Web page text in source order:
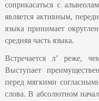
соприкасаться с
является активным,
языка принимает
средняя часть языка.
Встречается лʼ реже,
Выступает
перед мягкими
слова. В абсолютном